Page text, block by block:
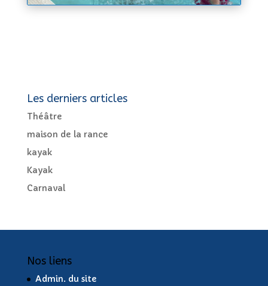
Les derniers articles
Théâtre
maison de la rance
kayak
Kayak
Carnaval
Nos liens
Admin. du site